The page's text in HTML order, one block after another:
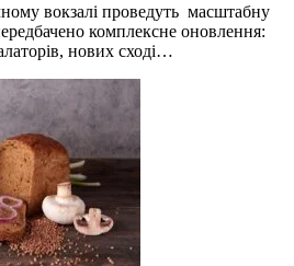
вокзалі проведуть масштабну
комплексне оновлення:
нових сході…